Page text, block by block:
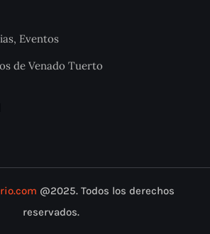
Eventos
de Venado Tuerto
@2025. Todos los derechos
reservados.